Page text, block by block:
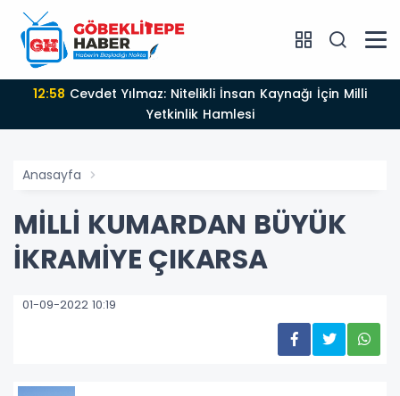
12:58
Yetkinlik Hamlesi
Anasayfa
MİLLİ KUMARDAN BÜYÜK
İKRAMİYE ÇIKARSA
01-09-2022 10:19